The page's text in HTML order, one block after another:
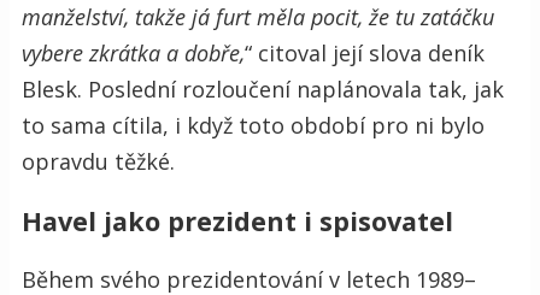
manželství, takže já furt měla pocit, že tu zatáčku
vybere zkrátka a dobře,“ citoval její slova deník
Blesk. Poslední rozloučení naplánovala tak, jak
to sama cítila, i když toto období pro ni bylo
opravdu těžké.
Havel jako prezident i spisovatel
Během svého prezidentování v letech 1989–